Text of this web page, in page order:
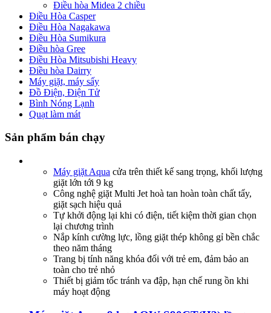
Điều hòa Midea 2 chiều
Điều Hòa Casper
Điều Hòa Nagakawa
Điều Hòa Sumikura
Điều hòa Gree
Điều Hòa Mitsubishi Heavy
Điều hòa Dairry
Máy giặt, máy sấy
Đồ Điện, Điện Tử
Bình Nóng Lạnh
Quạt làm mát
Sản phẩm bán chạy
Máy giặt Aqua cửa trên thiết kế sang trọng, khối lượng
giặt lớn tới 9 kg
Công nghệ giặt Multi Jet hoà tan hoàn toàn chất tẩy,
giặt sạch hiệu quả
Tự khởi động lại khi có điện, tiết kiệm thời gian chọn
lại chương trình
Nắp kính cường lực, lồng giặt thép không gỉ bền chắc
theo năm tháng
Trang bị tính năng khóa đối với trẻ em, đảm bảo an
toàn cho trẻ nhỏ
Thiết bị giảm tốc tránh va đập, hạn chế rung ồn khi
máy hoạt động